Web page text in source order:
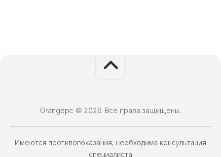
Orangepc © 2026. Все права защищены.
Имеются противопоказания, необходима консультация
специалиста